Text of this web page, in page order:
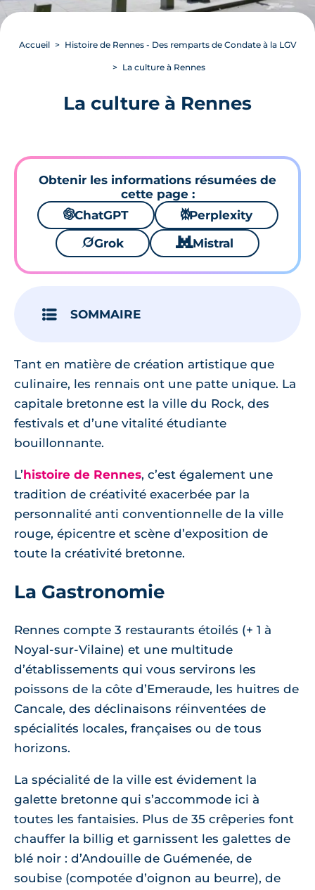
Accueil Histoire de Rennes - Des remparts de Condate à la LGV
La culture à Rennes
La culture à Rennes
Obtenir les informations résumées de
cette page :
🌌ChatGPT ⚙Perplexity
🪐Grok 🐱 Mistral
SOMMAIRE
Tant en matière de création artistique que
culinaire, les rennais ont une patte unique. La
capitale bretonne est la ville du Rock, des
festivals et d’une vitalité étudiante
bouillonnante.
L’histoire de Rennes, c’est également une
tradition de créativité exacerbée par la
personnalité anti conventionnelle de la ville
rouge, épicentre et scène d’exposition de
toute la créativité bretonne.
La Gastronomie
Rennes compte 3 restaurants étoilés (+ 1 à
Noyal-sur-Vilaine) et une multitude
d’établissements qui vous servirons les
poissons de la côte d’Emeraude, les huitres de
Cancale, des déclinaisons réinventées de
spécialités locales, françaises ou de tous
horizons.
La spécialité de la ville est évidement la
galette bretonne qui s’accommode ici à
toutes les fantaisies. Plus de 35 crêperies font
chauffer la billig et garnissent les galettes de
blé noir : d’Andouille de Guémenée, de
soubise (compotée d’oignon au beurre), de